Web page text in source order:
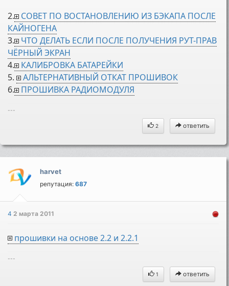
2.
СОВЕТ ПО ВОСТАНОВЛЕНИЮ ИЗ БЭКАПА ПОСЛЕ
КАЙНОГЕНА
3.
ЧТО ДЕЛАТЬ ЕСЛИ ПОСЛЕ ПОЛУЧЕНИЯ РУТ-ПРАВ
ЧЁРНЫЙ ЭКРАН
4.
КАЛИБРОВКА БАТАРЕЙКИ
5. АЛЬТЕРНАТИВНЫЙ ОТКАТ ПРОШИВОК
6.
ПРОШИВКА РАДИОМОДУЛЯ
---
2 ответить
harvet
репутация:687
42 марта 2011
прошивки на основе 2.2 и 2.2.1
---
1 ответить